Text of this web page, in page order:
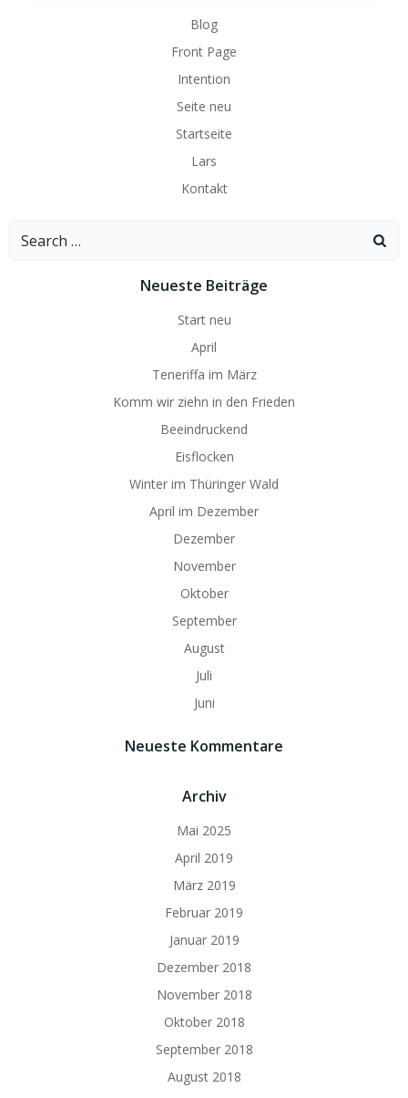
Blog
Front Page
Intention
Seite neu
Startseite
Lars
Kontakt
Search
Neueste Beiträge
Start neu
April
Teneriffa im März
Komm wir ziehn in den Frieden
Beeindruckend
Eisflocken
Winter im Thüringer Wald
April im Dezember
Dezember
November
Oktober
September
August
Juli
Juni
Neueste Kommentare
Archiv
Mai 2025
April 2019
März 2019
Februar 2019
Januar 2019
Dezember 2018
November 2018
Oktober 2018
September 2018
August 2018